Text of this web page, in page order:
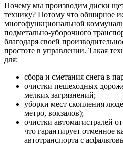
Почему мы производим диски
технику? Потому что обширное
многофункциональной
подметально-уборочного
благодаря своей
простоте в управлении. Такая
для:
сбора и сметания снега в
очистки пешеходных
мелких загрязнений;
уборки мест скопления
метро, вокзалов);
очистки автомагистралей
что гарантирует отменное
автотранспорта с